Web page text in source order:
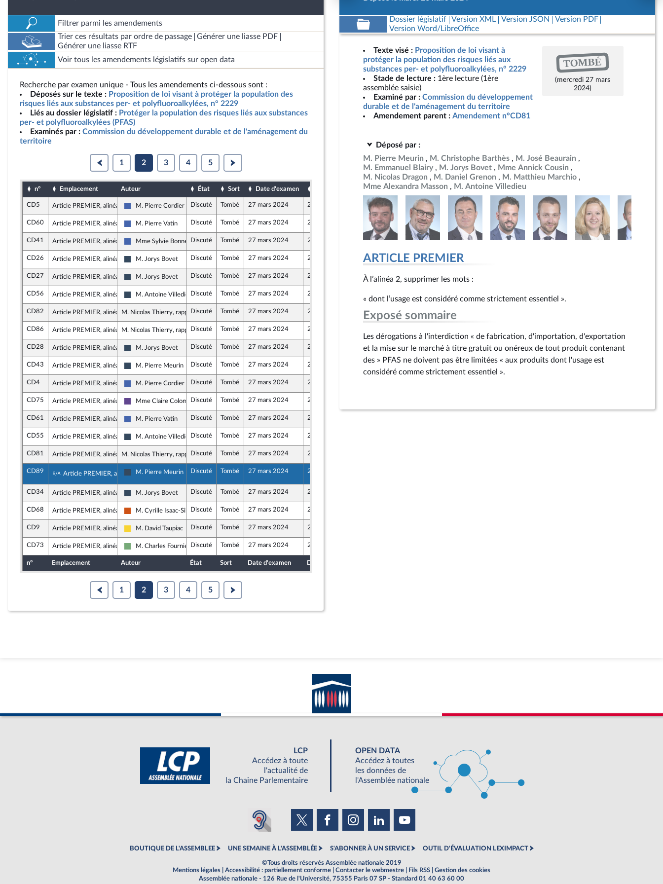
Filtrer parmi les amendements
Trier ces résultats par ordre de passage
Générer une liasse PDF
Générer une liasse RTF
Voir tous les amendements législatifs sur open data
Recherche par examen unique - Tous les amendements ci-dessous sont :
Déposés sur le texte : Proposition de loi visant à protéger la population des
risques liés aux substances per- et polyfluoroalkylées, n° 2229
Liés au dossier législatif : Protéger la population des risques liés aux substances
per- et polyfluoroalkylées (PFAS)
Examinés par : Commission du développement durable et de l'aménagement du
territoire
1 2 3 4 5
n° Emplacement Auteur État Sort Date d'examen
CD5 Article PREMIER, alinéa 8
Les Républicains
M. Pierre Cordier Discuté Tombé 27 mars 2024 21 mars 2024
CD60 Article PREMIER, alinéa 8
Les Républicains
M. Pierre Vatin Discuté Tombé 27 mars 2024 23 mars 2024
CD41 Article PREMIER, alinéa 8
Les Républicains
Mme Sylvie Bonnet Discuté Tombé 27 mars 2024 22 mars 2024
CD26 Article PREMIER, alinéa 8
Rassemblement National
M. Jorys Bovet Discuté Tombé 27 mars 2024 22 mars 2024
CD27 Article PREMIER, alinéa 8
Rassemblement National
M. Jorys Bovet Discuté Tombé 27 mars 2024 22 mars 2024
CD56 Article PREMIER, alinéa 10
Rassemblement National
M. Antoine VilledieuDiscuté Tombé 27 mars 2024 23 mars 2024
CD82 Article PREMIER, alinéa 11M. Nicolas Thierry, rapporteur
Discuté Tombé 27 mars 2024 25 mars 2024
CD86 Article PREMIER, alinéa 11M. Nicolas Thierry, rapporteur
Discuté Tombé 27 mars 2024 25 mars 2024
CD28 Article PREMIER, alinéa 11
Rassemblement National
M. Jorys Bovet Discuté Tombé 27 mars 2024 22 mars 2024
CD43 Article PREMIER, alinéa 11
Rassemblement National
M. Pierre Meurin Discuté Tombé 27 mars 2024 23 mars 2024
CD4 Article PREMIER, alinéa 12
Les Républicains
M. Pierre Cordier Discuté Tombé 27 mars 2024 21 mars 2024
CD75 Article PREMIER, alinéa 12
Renaissance
Mme Claire Colomb-Pitollat
Discuté Tombé 27 mars 2024 23 mars 2024
CD61 Article PREMIER, alinéa 12
Les Républicains
M. Pierre Vatin Discuté Tombé 27 mars 2024 23 mars 2024
CD55 Article PREMIER, alinéa 12
Rassemblement National
M. Antoine VilledieuDiscuté Tombé 27 mars 2024 23 mars 2024
CD81 Article PREMIER, alinéa 12M. Nicolas Thierry, rapporteur
Discuté Tombé 27 mars 2024 25 mars 2024
CD89 Sous-amendement de l'amendement n°CD81
Article PREMIER, alinéa 12Rassemblement National
M. Pierre Meurin Discuté Tombé 27 mars 2024 26 mars 2024
CD34 Article PREMIER, alinéa 12
Rassemblement National
M. Jorys Bovet Discuté Tombé 27 mars 2024 22 mars 2024
CD68 Article PREMIER, alinéa 12
Démocrate (MoDem et Indépendants)
M. Cyrille Isaac-SibilleDiscuté Tombé 27 mars 2024 23 mars 2024
CD9 Article PREMIER, alinéa 12
Libertés, Indépendants, Outre-mer et Territoires
M. David Taupiac Discuté Tombé 27 mars 2024 22 mars 2024
CD73 Article PREMIER, alinéa 12
Écologiste - NUPES
M. Charles Fournier Discuté Tombé 27 mars 2024 23 mars 2024
n° Emplacement Auteur État Sort Date d'examen Date de dépôt
1 2 3 4 5
Dossier législatif Version XML Version JSON
Version PDF
Version Word/LibreOffice
Texte visé : Proposition de loi visant à
protéger la population des risques liés aux
substances per- et polyfluoroalkylées, n° 2229
Stade de lecture : 1ère lecture (1ère
assemblée saisie)
Examiné par : Commission du développement
durable et de l'aménagement du territoire
Amendement parent : Amendement n°CD81
TOMBÉ
(mercredi 27 mars
2024)
Déposé par :
M. Pierre Meurin
M. Christophe Barthès
M. José Beaurain
M. Emmanuel Blairy
M. Jorys Bovet
Mme Annick Cousin
M. Nicolas Dragon
M. Daniel Grenon
M. Matthieu Marchio
Mme Alexandra Masson
M. Antoine Villedieu
ARTICLE PREMIER
À l’alinéa 2, supprimer les mots :
« dont l’usage est considéré comme strictement essentiel ».
Exposé sommaire
Les dérogations à l'interdiction « de fabrication, d'importation, d'exportation
et la mise sur le marché à titre gratuit ou onéreux de tout produit contenant
des » PFAS ne doivent pas être limitées « aux produits dont l'usage est
considéré comme strictement essentiel ».
LCP
Accédez à toute
l'actualité de
la Chaine Parlementaire
OPEN DATA
Accédez à toutes
les données de
l'Assemblée nationale
BOUTIQUE DE L'ASSEMBLEE UNE SEMAINE À L'ASSEMBLÉE S'ABONNER À UN SERVICE OUTIL D'ÉVALUATION LEXIMPACT
©Tous droits réservés Assemblée nationale 2019
Mentions légales
Accessibilité : partiellement conforme Contacter le webmestre Fils RSS
Gestion des cookies
Assemblée nationale - 126 Rue de l'Université, 75355 Paris 07 SP - Standard 01 40 63 60 00